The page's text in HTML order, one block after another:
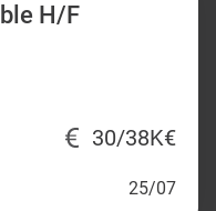
H/F
30/38K€
25/07